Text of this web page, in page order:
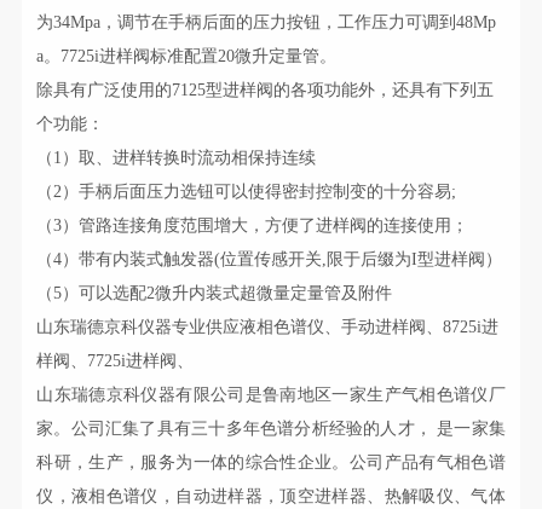
为34Mpa，调节在手柄后面的压力按钮，工作压力可调到48Mp
a。7725i进样阀标准配置20微升定量管。
除具有广泛使用的7125型进样阀的各项功能外，还具有下列五
个功能：
（1）取、进样转换时流动相保持连续
（2）手柄后面压力选钮可以使得密封控制变的十分容易;
（3）管路连接角度范围增大，方便了进样阀的连接使用；
（4）带有内装式触发器(位置传感开关,限于后缀为I型进样阀）
（5）可以选配2微升内装式超微量定量管及附件
山东瑞德京科仪器专业供应液相色谱仪、手动进样阀、8725i进
样阀、7725i进样阀、
山东瑞德京科仪器有限公司 是鲁南地区一家生产气相色谱仪厂
家。公司汇集了具有三十多年色谱分析经验的人才，
是一家集
科研，生产， 服务为一体的综合性企业。公司 产品有气相色谱
仪，液相色谱仪，自动进样器，顶空进样器、 热解吸仪、气体